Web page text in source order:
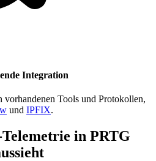
Integration
Tools und Protokollen,
und IPFIX.
in PRTG